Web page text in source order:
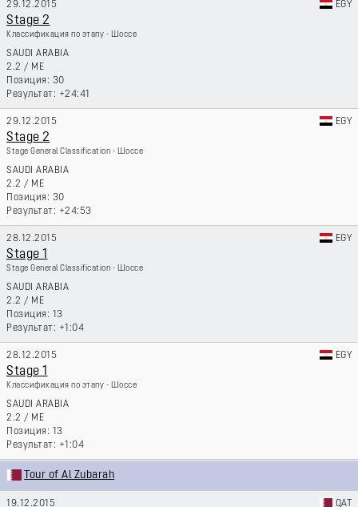
29.12.2015 EGY
Stage 2
Классификация по этапу - Шоссе
SAUDI ARABIA
2.2 / ME
30
+24:41
29.12.2015 EGY
Stage 2
Stage General Classification - Шоссе
SAUDI ARABIA
2.2 / ME
30
+24:53
28.12.2015 EGY
Stage 1
Stage General Classification - Шоссе
SAUDI ARABIA
2.2 / ME
13
+1:04
28.12.2015 EGY
Stage 1
Классификация по этапу - Шоссе
SAUDI ARABIA
2.2 / ME
13
+1:04
Tour of Al Zubarah
19.12.2015 QAT